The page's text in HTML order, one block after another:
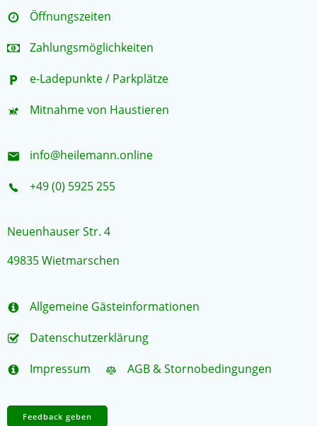
Öffnungszeiten
Zahlungsmöglichkeiten
e-Ladepunkte / Parkplätze
Mitnahme von Haustieren
info@heilemann.online
+49 (0) 5925 255
Neuenhauser Str. 4
49835 Wietmarschen
Allgemeine Gästeinformationen
Datenschutzerklärung
Impressum
AGB & Stornobedingungen
Feedback geben